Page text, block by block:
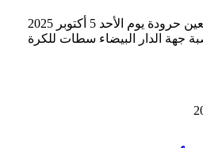
شهد المركب الثقافي بعين حرودة يوم الأحد 5 أكتوبر 2025
جهة الدار البيضاء سطات للكرة